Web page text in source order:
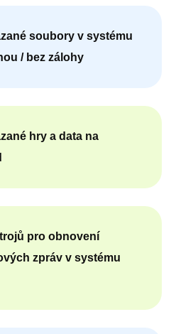
soubory v systému
/ bez zálohy
hry a data na
pro obnovení
zpráv v systému